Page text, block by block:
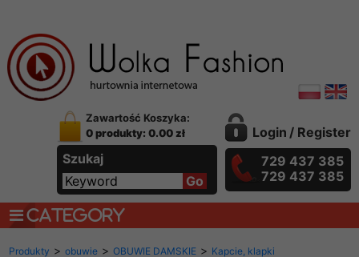
Zawartość Koszyka:
0 produkty: 0.00 zł
Szukaj
Login / Register
729 437 385
729 437 385
CATEGORY
Produkty > obuwie > OBUWIE DAMSKIE > Kapcie, klapki